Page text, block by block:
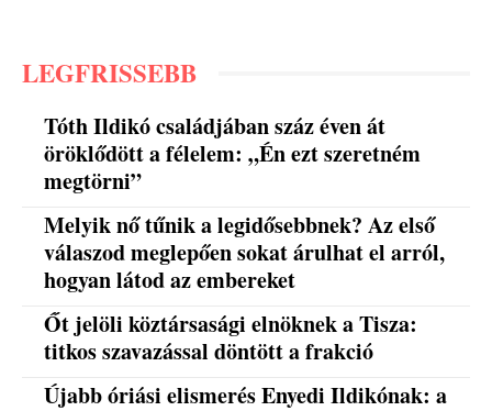
LEGFRISSEBB
Tóth Ildikó családjában száz éven át
öröklődött a félelem: „Én ezt szeretném
megtörni”
Melyik nő tűnik a legidősebbnek? Az első
válaszod meglepően sokat árulhat el arról,
hogyan látod az embereket
Őt jelöli köztársasági elnöknek a Tisza:
titkos szavazással döntött a frakció
Újabb óriási elismerés Enyedi Ildikónak: a